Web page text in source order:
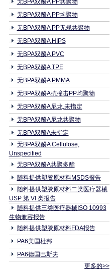
无BPA双酚A PP共聚物
无BPA双酚A PP均聚物
无BPA双酚A PP无规共聚物
无BPA双酚A HIPS
无BPA双酚A PVC
无BPA双酚A TPE
无BPA双酚A PMMA
无BPA双酚A抗撞击PP均聚物
无BPA双酚A尼龙,未指定
无BPA双酚A尼龙共聚物
无BPA双酚A未指定
无BPA双酚A Cellulose,
Unspecified
无BPA双酚A共聚多酯
随料提供塑胶原材料MSDS报告
随料提供塑胶原材料二类医疗器械
USP 第 VI 类报告
随料提供三类医疗器械ISO 10993
生物兼容报告
随料提供塑胶原材料FDA报告
PA6美国杜邦
PA6德国巴斯夫
更多的>>